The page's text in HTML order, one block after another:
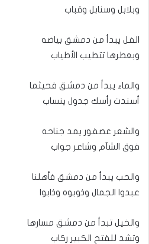
وبلابل وسنابل وقباب
الفل يبدأ من دمشق بياضه
وبعطرها تتطيب الأطياب
والماء يبدأ من دمشق فحيثما
أسندت رأسك جدول ينساب
والشعر عصفور يمد جناحه
فوق الشآم وشاعر جواب
والحب يبدأ من دمشق فأهلنا
عبدوا الجمال وذوبوه وذابوا
والخيل تبدأ من دمشق مسارها
وتشد للفتح الكبير ركاب